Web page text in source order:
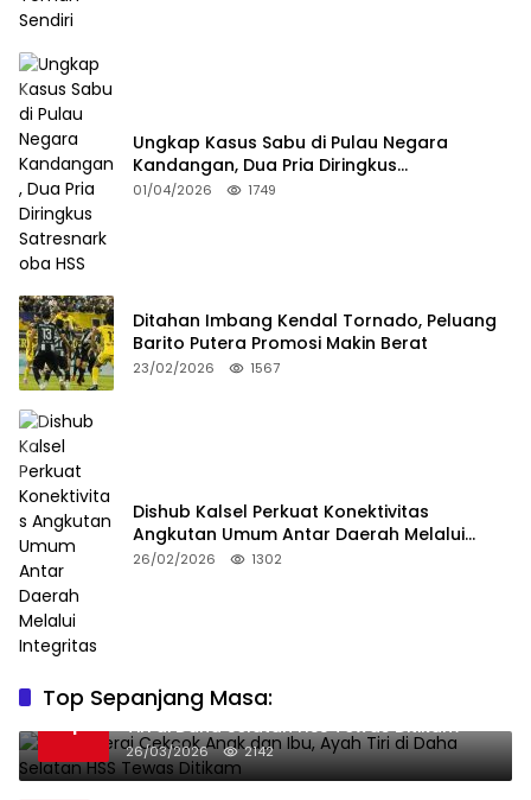
Ungkap Kasus Sabu di Pulau Negara
Kandangan, Dua Pria Diringkus
Satresnarkoba HSS
01/04/2026 1749
Ditahan Imbang Kendal Tornado, Peluang
Barito Putera Promosi Makin Berat
23/02/2026 1567
Dishub Kalsel Perkuat Konektivitas
Angkutan Umum Antar Daerah Melalui
Integritas
26/02/2026 1302
Top Sepanjang Masa:
1
Niat Melerai Cekcok Anak dan Ibu, Ayah
Tiri di Daha Selatan HSS Tewas Ditikam
26/03/2026 2142